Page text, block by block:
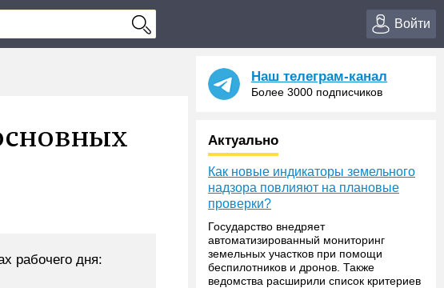
Войти
рабочего дня:
Наш телеграм-канал
Более 3000 подписчиков
Актуально
Как новые индикаторы земельного
надзора повлияют на плановые
проверки?
Государство внедряет
автоматизированный мониторинг
земельных участков при помощи
беспилотников и дронов. Также
ведомства расширили список критериев